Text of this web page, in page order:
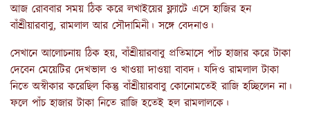
আজ রোববার সময় ঠিক করে লখাইয়ের ফ্ল্যাটে এসে হাজির হন
বাঁশ্রীয়ারবাবু, রামলাল আর সৌদামিনী। সঙ্গে বেদনাও।
সেখানে আলোচনায় ঠিক হয়, বাঁশ্রীয়ারবাবু প্রতিমাসে পাঁচ হাজার করে টাকা
দেবেন মেয়েটির দেখভাল ও খাওয়া দাওয়া বাবদ। যদিও রামলাল টাকা
নিতে অস্বীকার করেছিল কিন্তু বাঁশ্রীয়ারবাবু কোনোমতেই রাজি হচ্ছিলেন না।
ফলে পাঁচ হাজার টাকা নিতে রাজি হতেই হল রামলালকে।